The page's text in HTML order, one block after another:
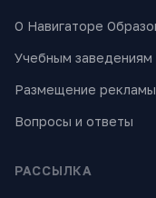
О Навигаторе
Учебным заведениям
Размещение рекламы
Вопросы и ответы
РАССЫЛКА